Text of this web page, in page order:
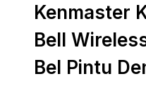
Kenmaster
Bell
Bel Pintu